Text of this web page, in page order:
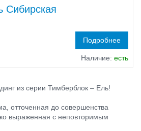
Сибирская
Подробнее
Наличие: есть
из серии Тимберблок – Ель!
отточенная до совершенства
выраженная с неповторимым